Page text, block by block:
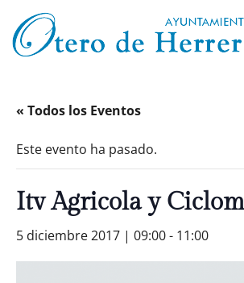
« Todos los Eventos
Este evento ha pasado.
Itv Agricola y
5 diciembre 2017 | 09:00- 11:00